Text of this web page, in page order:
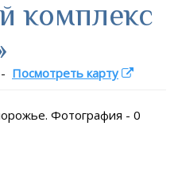
комплекс
- Посмотреть карту